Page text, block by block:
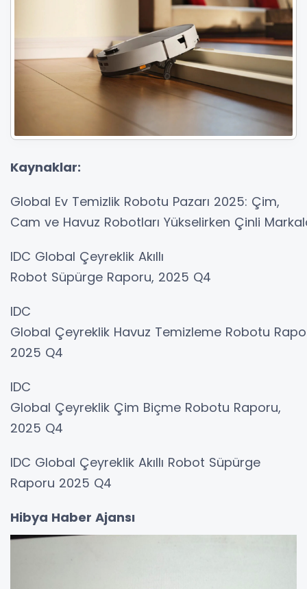
Kaynaklar:
Global Ev Temizlik Robotu Pazarı 2025: Çim,
Cam ve Havuz Robotları Yükselirken Çinli
IDC Global Çeyreklik Akıllı
Robot Süpürge Raporu, 2025 Q4
IDC
Global Çeyreklik Havuz Temizleme Robotu
2025 Q4
IDC
Global Çeyreklik Çim Biçme Robotu Raporu,
2025 Q4
IDC Global Çeyreklik Akıllı Robot Süpürge
Raporu 2025 Q4
Hibya Haber Ajansı